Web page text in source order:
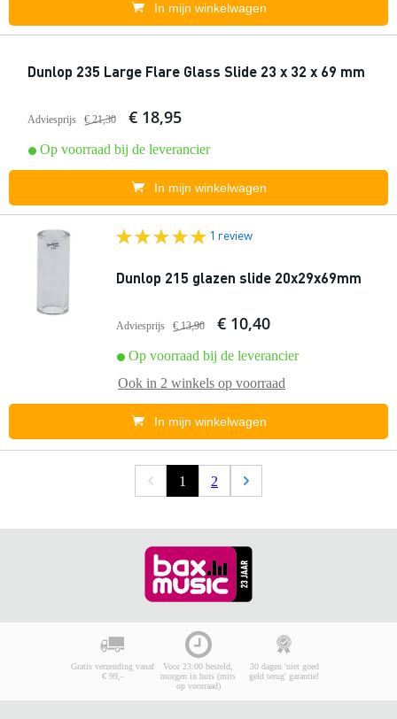
In mijn winkelwagen
Dunlop 235 Large Flare Glass Slide 23 x 32 x 69 mm
Adviesprijs € 21,30 € 18,95
Op voorraad bij de leverancier
In mijn winkelwagen
1 review
Dunlop 215 glazen slide 20x29x69mm
Adviesprijs € 13,90 € 10,40
Op voorraad bij de leverancier
Ook in 2 winkels op voorraad
In mijn winkelwagen
1 2
Gratis verzending vanaf
€ 99,-
Voor 23:00 besteld,
morgen in huis (mits
op voorraad)
30 dagen 'niet goed
geld terug' garantie!